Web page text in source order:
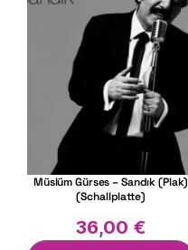
Müslüm Gürses – Sandık (Plak)
(Schallplatte)
36,00 €